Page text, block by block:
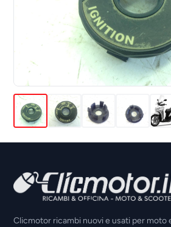
Clicmotor ricambi nuovi e usati per moto